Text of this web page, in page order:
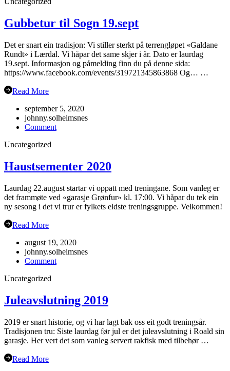
Gubbetur til Sogn 19.sept
Det er snart ein tradisjon: Vi stiller sterkt på terrengløpet «Galdane
Rundt» i Lærdal. Vi håpar det same skjer i år. Dato er laurdag
19.sept. Informasjon og påmelding finn du på denne sida:
https://www.facebook.com/events/319721345863868 Og… …
Read More
september 5, 2020
johnny.solheimsnes
Commenton
19.sept
Uncategorized
Haustsementer 2020
Laurdag 22.august startar vi oppatt med treningane. Som vanleg er
det frammøte ved «garasje Grønfur» kl. 17:00. Vi håpar du tek ein
ny sesong i det vi trur er fylkets eldste treningsgruppe. Velkommen!
Read More
august 19, 2020
johnny.solheimsnes
Commenton
Uncategorized
Juleavslutning 2019
2019 er snart historie, og vi har lagt bak oss eit godt treningsår.
Tradisjonen tru: Siste laurdag før jul er det juleavslutning i Roald sin
garasje. Her vert det som vanleg servert rakfisk med tilbehør …
Read More